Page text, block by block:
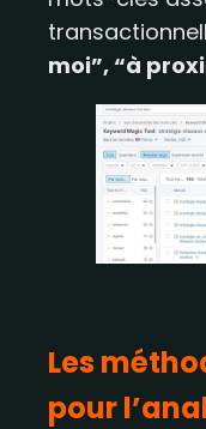
moi”, “à
Les
pour